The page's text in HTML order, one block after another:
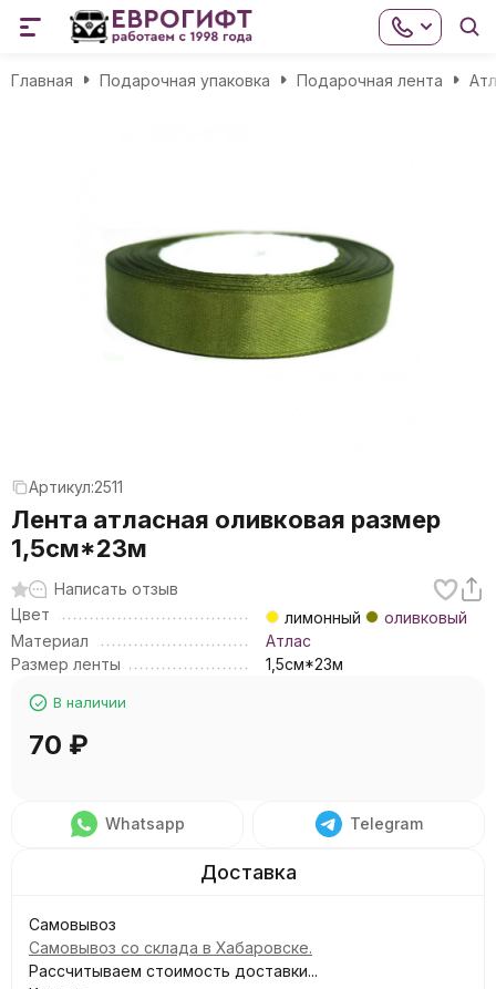
Главная Подарочная упаковка Подарочная лента
Артикул:2511
Лента атласная оливковая размер
1,5см*23м
Написать отзыв
Цвет
лимонный
оливковый
Материал
Атлас
Размер ленты
1,5см*23м
В наличии
70 ₽
Whatsapp Telegram
Самовывоз
Самовывоз со склада в Хабаровске.
Рассчитываем стоимость доставки...